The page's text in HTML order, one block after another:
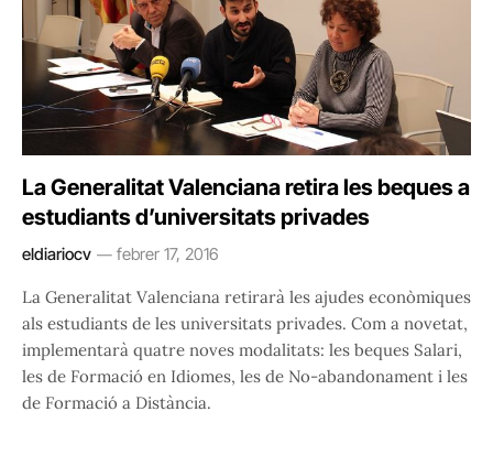
La Generalitat Valenciana retira les beques a
estudiants d’universitats privades
eldiariocv febrer 17, 2016
La Generalitat Valenciana retirarà les ajudes econòmiques
als estudiants de les universitats privades. Com a novetat,
implementarà quatre noves modalitats: les beques Salari,
les de Formació en Idiomes, les de No-abandonament i les
de Formació a Distància.